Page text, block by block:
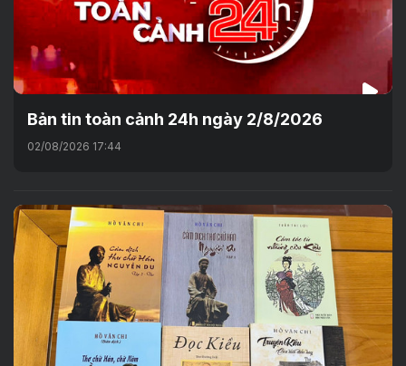
Bản tin toàn cảnh 24h ngày 2/8/2026
02/08/2026 17:44